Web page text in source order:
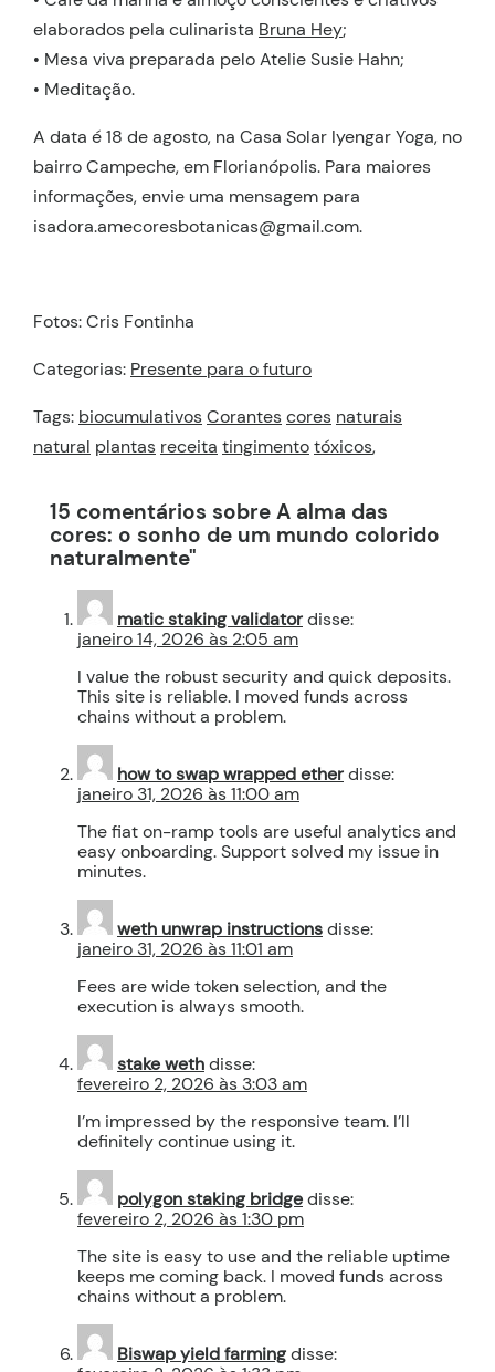
elaborados pela culinarista Bruna Hey;
• Mesa viva preparada pelo Atelie Susie Hahn;
• Meditação.
A data é 18 de agosto, na Casa Solar Iyengar Yoga, no
bairro Campeche, em Florianópolis. Para maiores
informações, envie uma mensagem para
isadora.amecoresbotanicas@gmail.com.
Fotos: Cris Fontinha
Categorias: Presente para o futuro
Tags: biocumulativosCorantescores naturais
natural plantas receita tingimentotóxicos,
15 comentários sobre A alma das
cores: o sonho de um mundo colorido
naturalmente"
matic staking validatordisse:
janeiro 14, 2026 às 2:05 am
I value the robust security and quick deposits.
This site is reliable. I moved funds across
chains without a problem.
how to swap wrapped etherdisse:
janeiro 31, 2026 às 11:00 am
The fiat on-ramp tools are useful analytics and
easy onboarding. Support solved my issue in
minutes.
weth unwrap instructionsdisse:
janeiro 31, 2026 às 11:01 am
Fees are wide token selection, and the
execution is always smooth.
stake wethdisse:
fevereiro 2, 2026 às 3:03 am
I’m impressed by the responsive team. I’ll
definitely continue using it.
polygon staking bridgedisse:
fevereiro 2, 2026 às 1:30 pm
The site is easy to use and the reliable uptime
keeps me coming back. I moved funds across
chains without a problem.
Biswap yield farmingdisse: